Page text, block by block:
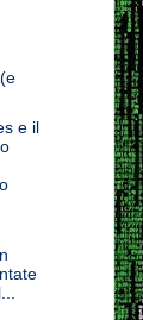
e il